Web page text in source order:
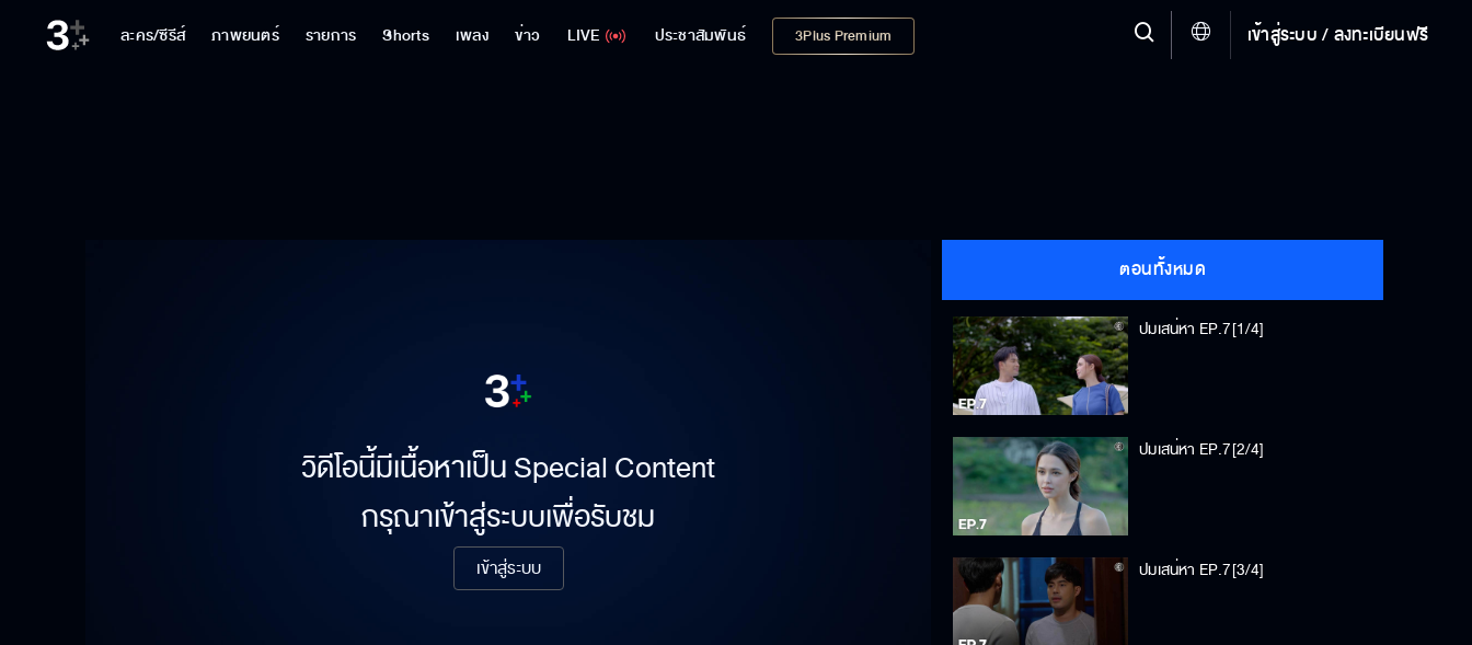
ละคร/ซีรีส์ ภาพยนตร์ รายการ Shorts เพลง ข่าว LIVE ประชาสัมพันธ์ 3Plus Premium เข้าสู่ระบบ / ลงทะเบียนฟรี
วิดีโอนี้มีเนื้อหาเป็น Special Content
กรุณาเข้าสู่ระบบเพื่อรับชม
เข้าสู่ระบบ
ตอนทั้งหมด
ปมเสน่หา EP.7[1/4]
ปมเสน่หา EP.7[2/4]
ปมเสน่หา EP.7[3/4]